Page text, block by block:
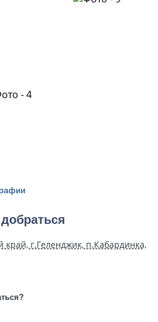
край, г.Геленджик, п.Кабардинка,